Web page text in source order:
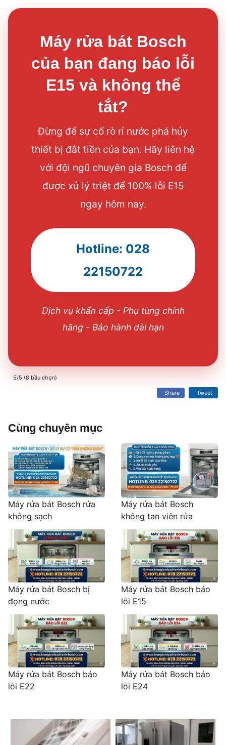
Máy rửa bát Bosch
của bạn đang báo lỗi
E15 và không thể
tắt?
Đừng để sự cố rò rỉ nước phá hủy
thiết bị đắt tiền của bạn. Hãy liên hệ
với đội ngũ chuyên gia Bosch để
được xử lý triệt để 100% lỗi E15
ngay hôm nay.
Hotline: 028
22150722
Dịch vụ khẩn cấp - Phụ tùng chính
hãng - Bảo hành dài hạn
5/5 (8 bầu chọn)
Share Tweet
Cùng chuyên mục
Máy rửa bát Bosch rửa
không sạch
Máy rửa bát Bosch
không tan viên rửa
Máy rửa bát Bosch bị
đọng nước
Máy rửa bát Bosch báo
lỗi E15
Máy rửa bát Bosch báo
lỗi E22
Máy rửa bát Bosch báo
lỗi E24